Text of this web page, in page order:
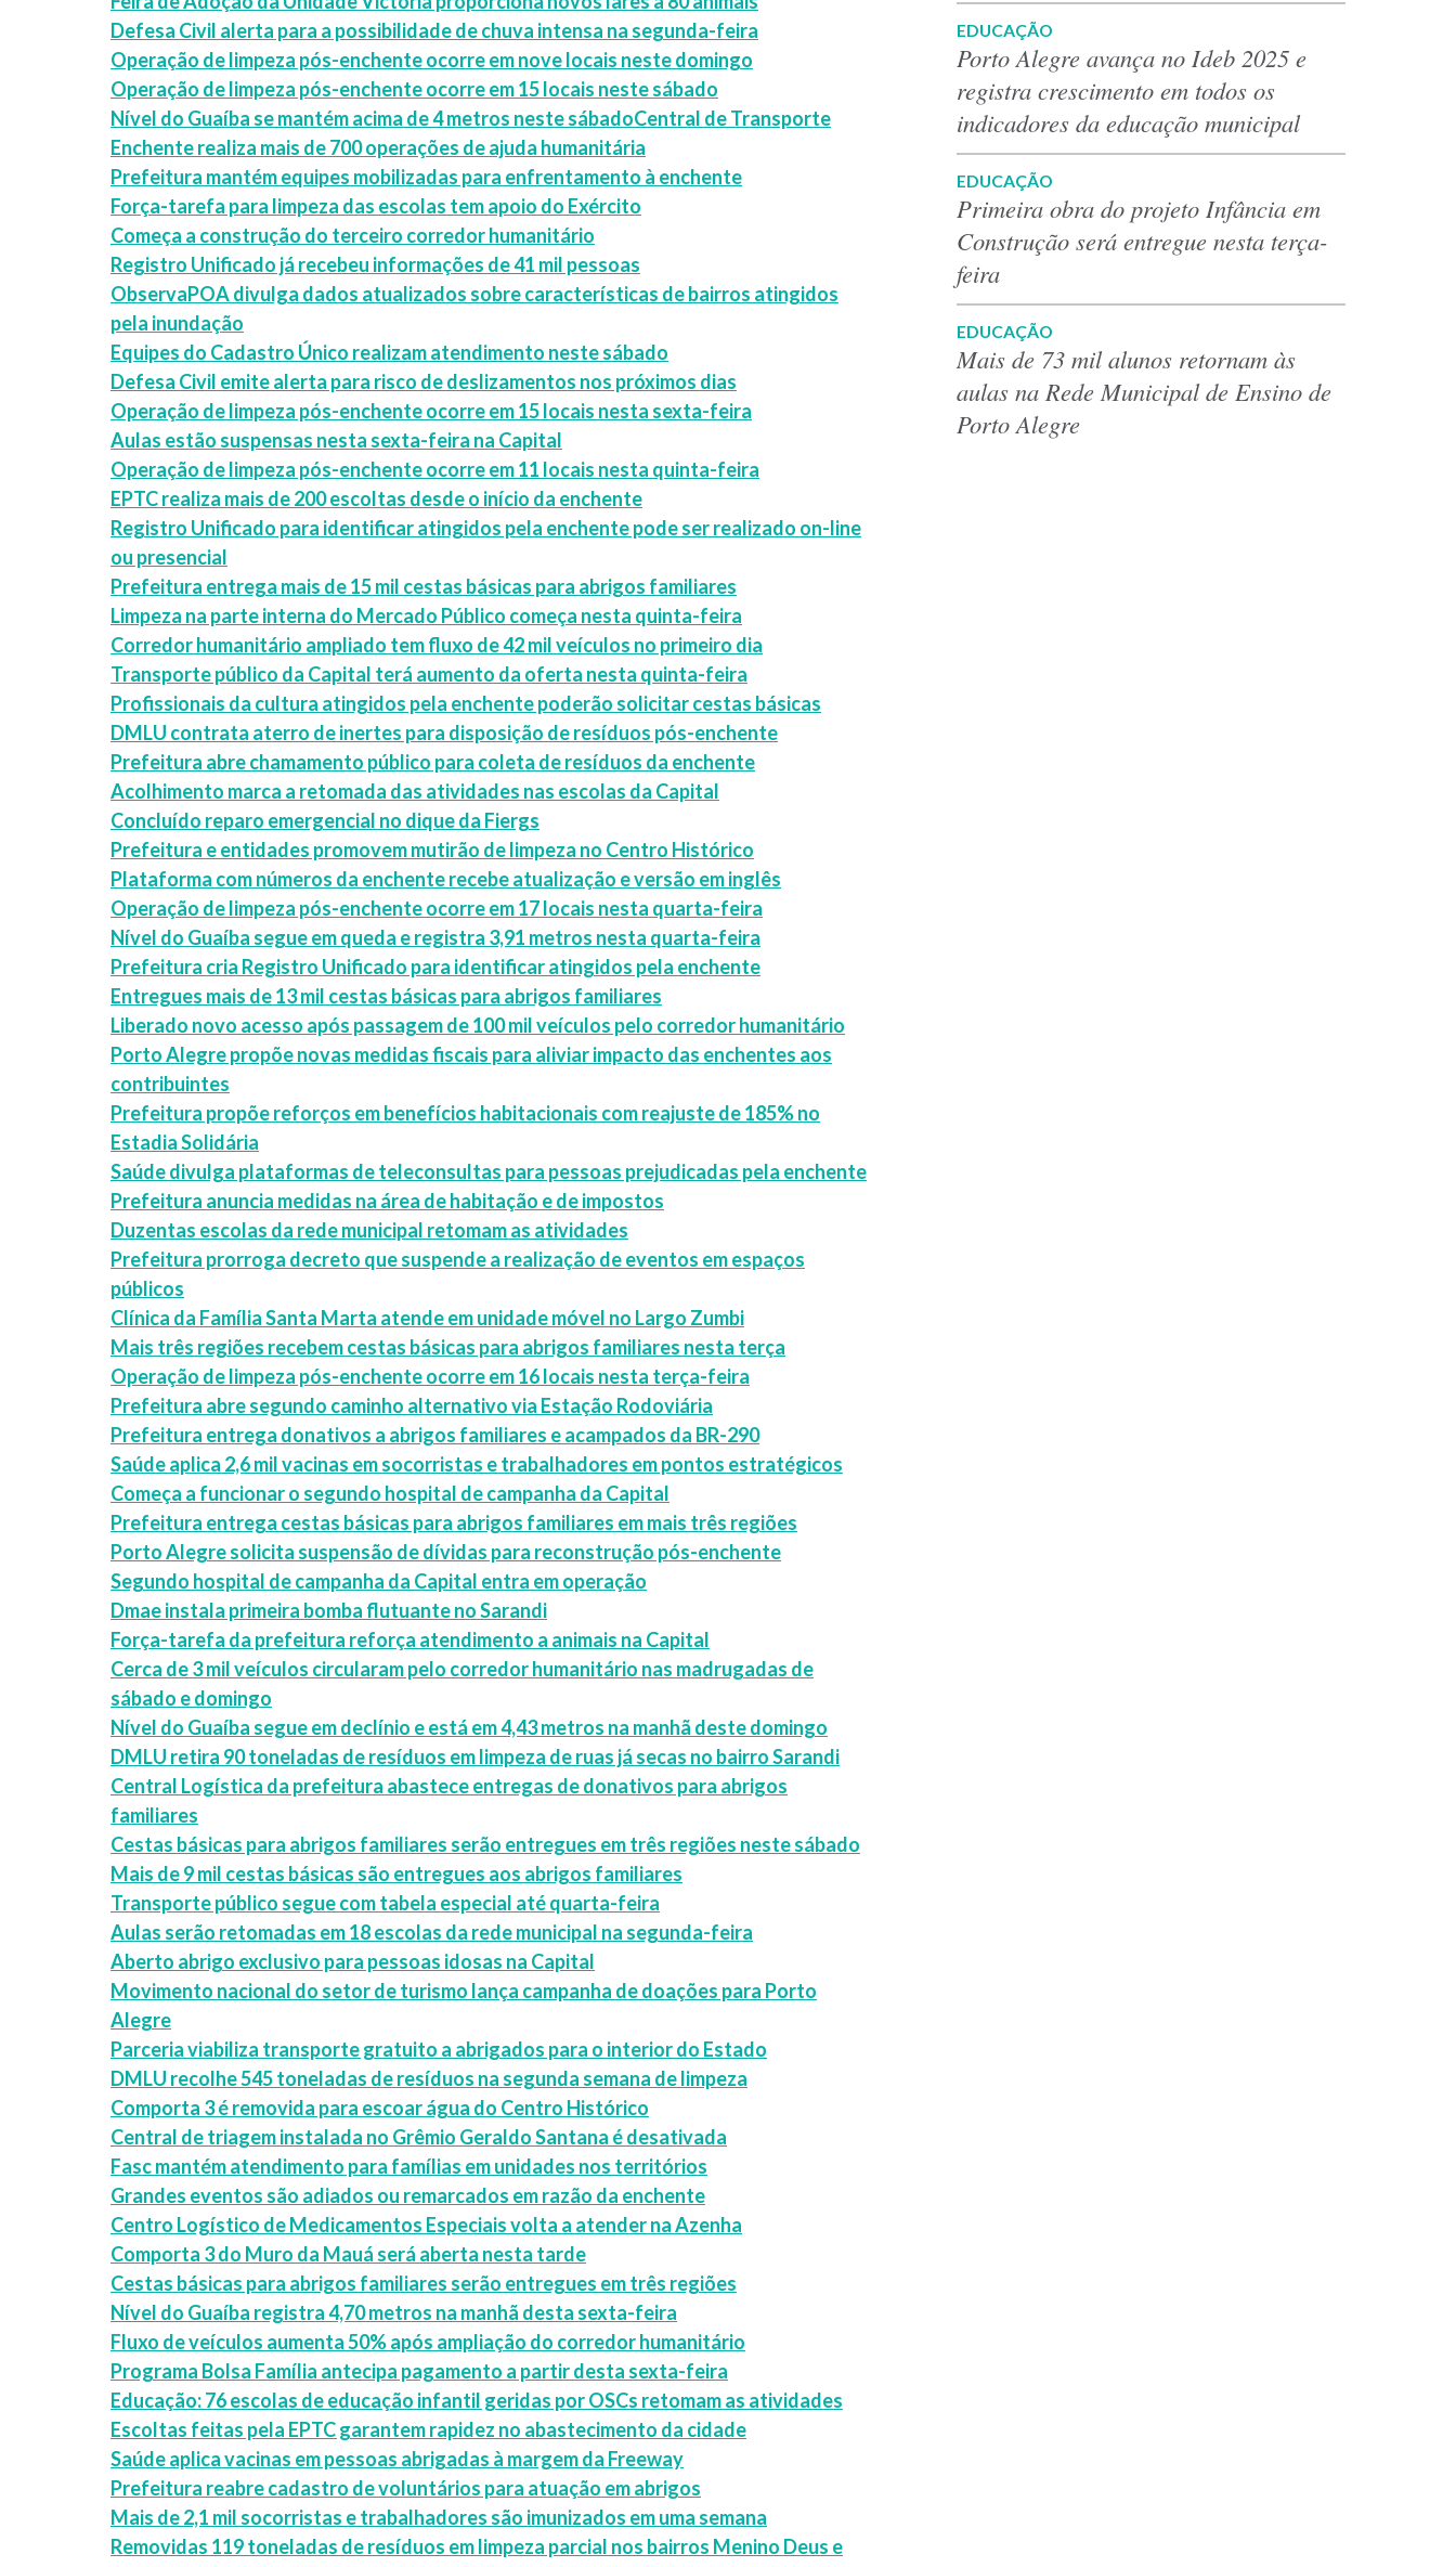
Defesa Civil alerta para a possibilidade de chuva intensa na segunda-feira
Operação de limpeza pós-enchente ocorre em nove locais neste domingo
Operação de limpeza pós-enchente ocorre em 15 locais neste sábado
Nível do Guaíba se mantém acima de 4 metros neste sábadoCentral de Transporte
Enchente realiza mais de 700 operações de ajuda humanitária
Prefeitura mantém equipes mobilizadas para enfrentamento à enchente
Força-tarefa para limpeza das escolas tem apoio do Exército
Começa a construção do terceiro corredor humanitário
Registro Unificado já recebeu informações de 41 mil pessoas
ObservaPOA divulga dados atualizados sobre características de bairros atingidos
pela inundação
Equipes do Cadastro Único realizam atendimento neste sábado
Defesa Civil emite alerta para risco de deslizamentos nos próximos dias
Operação de limpeza pós-enchente ocorre em 15 locais nesta sexta-feira
Aulas estão suspensas nesta sexta-feira na Capital
Operação de limpeza pós-enchente ocorre em 11 locais nesta quinta-feira
EPTC realiza mais de 200 escoltas desde o início da enchente
Registro Unificado para identificar atingidos pela enchente pode ser realizado on-line
ou presencial
Prefeitura entrega mais de 15 mil cestas básicas para abrigos familiares
Limpeza na parte interna do Mercado Público começa nesta quinta-feira
Corredor humanitário ampliado tem fluxo de 42 mil veículos no primeiro dia
Transporte público da Capital terá aumento da oferta nesta quinta-feira
Profissionais da cultura atingidos pela enchente poderão solicitar cestas básicas
DMLU contrata aterro de inertes para disposição de resíduos pós-enchente
Prefeitura abre chamamento público para coleta de resíduos da enchente
Acolhimento marca a retomada das atividades nas escolas da Capital
Concluído reparo emergencial no dique da Fiergs
Prefeitura e entidades promovem mutirão de limpeza no Centro Histórico
Plataforma com números da enchente recebe atualização e versão em inglês
Operação de limpeza pós-enchente ocorre em 17 locais nesta quarta-feira
Nível do Guaíba segue em queda e registra 3,91 metros nesta quarta-feira
Prefeitura cria Registro Unificado para identificar atingidos pela enchente
Entregues mais de 13 mil cestas básicas para abrigos familiares
Liberado novo acesso após passagem de 100 mil veículos pelo corredor humanitário
Porto Alegre propõe novas medidas fiscais para aliviar impacto das enchentes aos
contribuintes
Prefeitura propõe reforços em benefícios habitacionais com reajuste de 185% no
Estadia Solidária
Saúde divulga plataformas de teleconsultas para pessoas prejudicadas pela enchente
Prefeitura anuncia medidas na área de habitação e de impostos
Duzentas escolas da rede municipal retomam as atividades
Prefeitura prorroga decreto que suspende a realização de eventos em espaços
públicos
Clínica da Família Santa Marta atende em unidade móvel no Largo Zumbi
Mais três regiões recebem cestas básicas para abrigos familiares nesta terça
Operação de limpeza pós-enchente ocorre em 16 locais nesta terça-feira
Prefeitura abre segundo caminho alternativo via Estação Rodoviária
Prefeitura entrega donativos a abrigos familiares e acampados da BR-290
Saúde aplica 2,6 mil vacinas em socorristas e trabalhadores em pontos estratégicos
Começa a funcionar o segundo hospital de campanha da Capital
Prefeitura entrega cestas básicas para abrigos familiares em mais três regiões
Porto Alegre solicita suspensão de dívidas para reconstrução pós-enchente
Segundo hospital de campanha da Capital entra em operação
Dmae instala primeira bomba flutuante no Sarandi
Força-tarefa da prefeitura reforça atendimento a animais na Capital
Cerca de 3 mil veículos circularam pelo corredor humanitário nas madrugadas de
sábado e domingo
Nível do Guaíba segue em declínio e está em 4,43 metros na manhã deste domingo
DMLU retira 90 toneladas de resíduos em limpeza de ruas já secas no bairro Sarandi
Central Logística da prefeitura abastece entregas de donativos para abrigos
familiares
Cestas básicas para abrigos familiares serão entregues em três regiões neste sábado
Mais de 9 mil cestas básicas são entregues aos abrigos familiares
Transporte público segue com tabela especial até quarta-feira
Aulas serão retomadas em 18 escolas da rede municipal na segunda-feira
Aberto abrigo exclusivo para pessoas idosas na Capital
Movimento nacional do setor de turismo lança campanha de doações para Porto
Alegre
Parceria viabiliza transporte gratuito a abrigados para o interior do Estado
DMLU recolhe 545 toneladas de resíduos na segunda semana de limpeza
Comporta 3 é removida para escoar água do Centro Histórico
Central de triagem instalada no Grêmio Geraldo Santana é desativada
Fasc mantém atendimento para famílias em unidades nos territórios
Grandes eventos são adiados ou remarcados em razão da enchente
Centro Logístico de Medicamentos Especiais volta a atender na Azenha
Comporta 3 do Muro da Mauá será aberta nesta tarde
Cestas básicas para abrigos familiares serão entregues em três regiões
Nível do Guaíba registra 4,70 metros na manhã desta sexta-feira
Fluxo de veículos aumenta 50% após ampliação do corredor humanitário
Programa Bolsa Família antecipa pagamento a partir desta sexta-feira
Educação: 76 escolas de educação infantil geridas por OSCs retomam as atividades
Escoltas feitas pela EPTC garantem rapidez no abastecimento da cidade
Saúde aplica vacinas em pessoas abrigadas à margem da Freeway
Prefeitura reabre cadastro de voluntários para atuação em abrigos
Mais de 2,1 mil socorristas e trabalhadores são imunizados em uma semana
Removidas 119 toneladas de resíduos em limpeza parcial nos bairros Menino Deus e
EDUCAÇÃO
Porto Alegre avança no Ideb 2025 e
registra crescimento em todos os
indicadores da educação municipal
EDUCAÇÃO
Primeira obra do projeto Infância em
Construção será entregue nesta terça-
feira
EDUCAÇÃO
Mais de 73 mil alunos retornam às
aulas na Rede Municipal de Ensino de
Porto Alegre